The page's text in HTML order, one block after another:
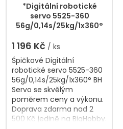
*Digitální robotické
servo 5525-360
56g/0,14s/25kg/1x360°
1 196 Kč / ks
Špičkové Digitální
robotické servo 5525-360
56g/0,14s/25kg/1x360° BH
Servo se skvělým
poměrem ceny a výkonu.
Doprava zdarma nad 2
500 Kč jedině na BigHobby.